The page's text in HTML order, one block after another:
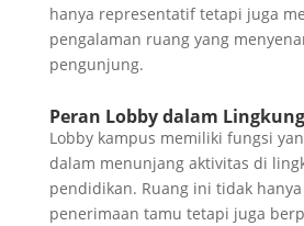
hanya representatif tetapi juga
pengalaman ruang yang
pengunjung.
Peran Lobby dalam
Lobby kampus memiliki fungsi
dalam menunjang aktivitas di
pendidikan. Ruang ini tidak
penerimaan tamu tetapi juga